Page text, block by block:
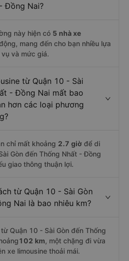
Đồng Nai?
này hiện có 5 nhà xe
mang đến cho bạn nhiều lựa
và mức giá.
từ Quận 10 - Sài
- Đồng Nai mất bao
hơn các loại phương
chỉ mất khoảng 2.7 giờ để di
Gòn đến Thống Nhất - Đồng
giao thông thuận lợi.
từ Quận 10 - Sài Gòn
Nai là bao nhiêu km?
Quận 10 - Sài Gòn đến Thống
102 km, một chặng đi vừa
xe limousine thoải mái.